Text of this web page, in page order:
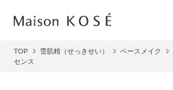
TOP 雪肌精（せっきせい） ベースメイク
センス